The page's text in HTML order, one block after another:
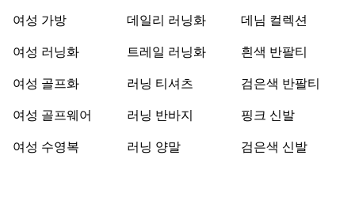
여성 가방
여성 러닝화
여성 골프화
여성 골프웨어
여성 수영복
데일리 러닝화
트레일 러닝화
러닝 티셔츠
러닝 반바지
러닝 양말
데님 컬렉션
흰색 반팔티
검은색 반팔티
핑크 신발
검은색 신발